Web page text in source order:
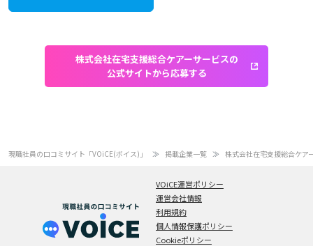
株式会社在宅支援総合ケアーサービスの
公式サイトから応募する
現職社員の口コミサイト「VOiCE(ボイス)」 掲載企業一覧 株式会社在宅支援総合ケア
VOiCE運営ポリシー
運営会社情報
利用規約
個人情報保護ポリシー
Cookieポリシー